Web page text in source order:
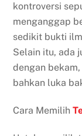
kontroversi
menganggap
sedikit bukti
Selain itu, ada
dengan
bahkan luka
Cara Memilih